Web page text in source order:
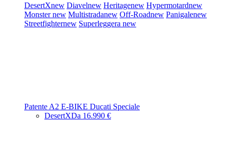
DesertXnew Diavelnew Heritagenew Hypermotardnew
Monsternew Multistradanew Off-Roadnew Panigalenew
Streetfighternew Superleggera new
Patente A2 E-BIKE Ducati Speciale
DesertXDa 16.990 €